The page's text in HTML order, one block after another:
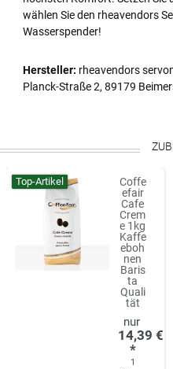
wählen Sie den rheavendors
Wasserspender!
Hersteller: rheavendors
Planck-Straße 2, 89179
Top-Artikel
Coffe
efair
Cafe
Crem
e 1kg
Kaffe
eboh
nen
Baris
ta
Quali
tät
14,39 €
*
1